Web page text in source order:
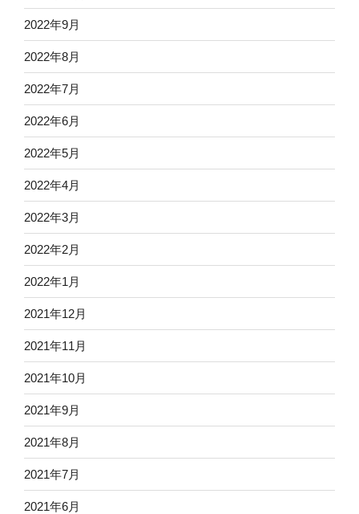
2022年9月
2022年8月
2022年7月
2022年6月
2022年5月
2022年4月
2022年3月
2022年2月
2022年1月
2021年12月
2021年11月
2021年10月
2021年9月
2021年8月
2021年7月
2021年6月